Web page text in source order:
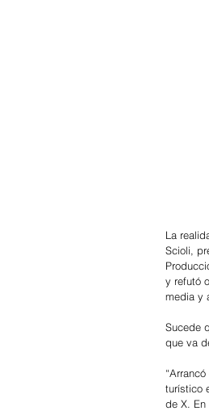
La
Scioli,
y refutó
media y
Sucede
que va
turístico
de X.